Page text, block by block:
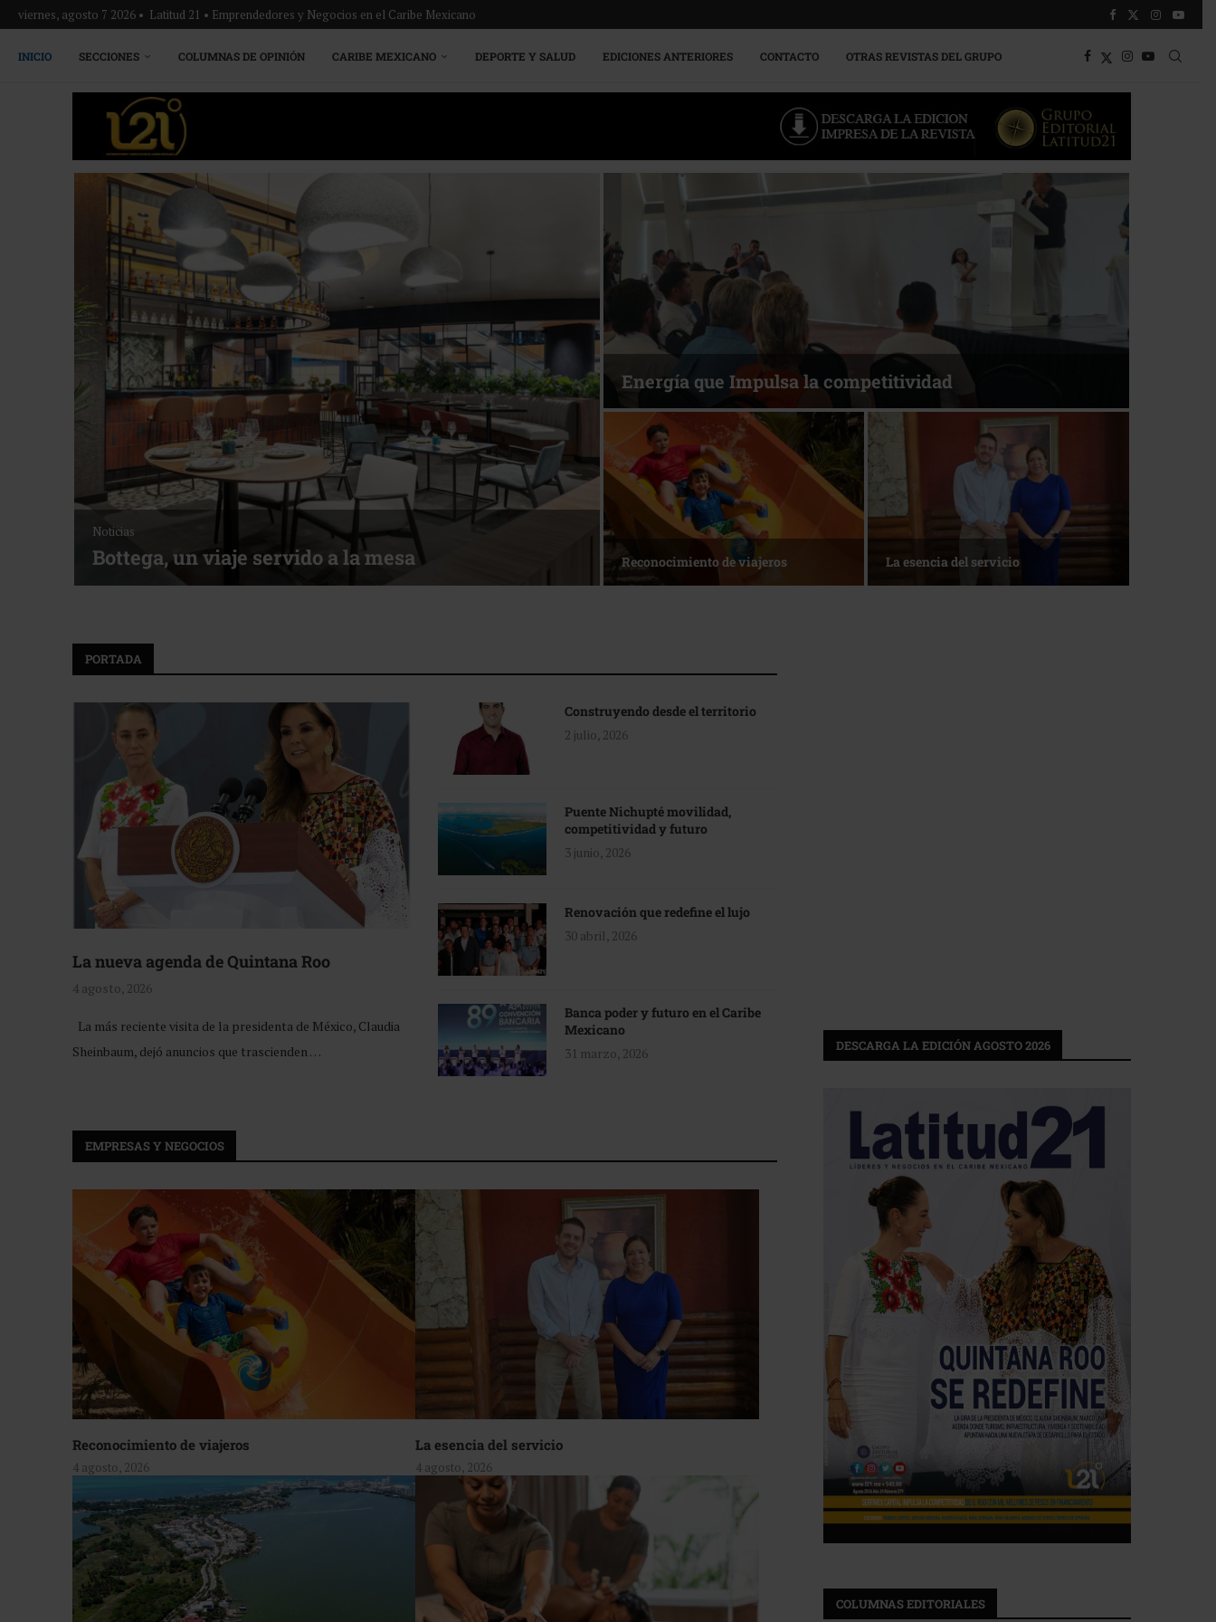
viernes, agosto 7 2026 • Latitud 21 • Emprendedores y Negocios en el Caribe Mexicano
INICIO SECCIONES COLUMNAS DE OPINIÓN CARIBE MEXICANO DEPORTE Y SALUD EDICIONES ANTERIORES CONTACTO OTRAS REVISTAS DEL GRUPO
Noticias
Bottega, un viaje servido a la mesa
Energía que Impulsa la competitividad
Reconocimiento de viajeros La esencia del servicio
PORTADA
La nueva agenda de Quintana Roo
4 agosto, 2026
La más reciente visita de la presidenta de México, Claudia
Sheinbaum, dejó anuncios que trascienden …
Construyendo desde el territorio
2 julio, 2026
Puente Nichupté movilidad,
competitividad y futuro
3 junio, 2026
Renovación que redefine el lujo
30 abril, 2026
Banca poder y futuro en el Caribe
Mexicano
31 marzo, 2026
EMPRESAS Y NEGOCIOS
Reconocimiento de viajeros
4 agosto, 2026
La esencia del servicio
4 agosto, 2026
DESCARGA LA EDICIÓN AGOSTO 2026
COLUMNAS EDITORIALES